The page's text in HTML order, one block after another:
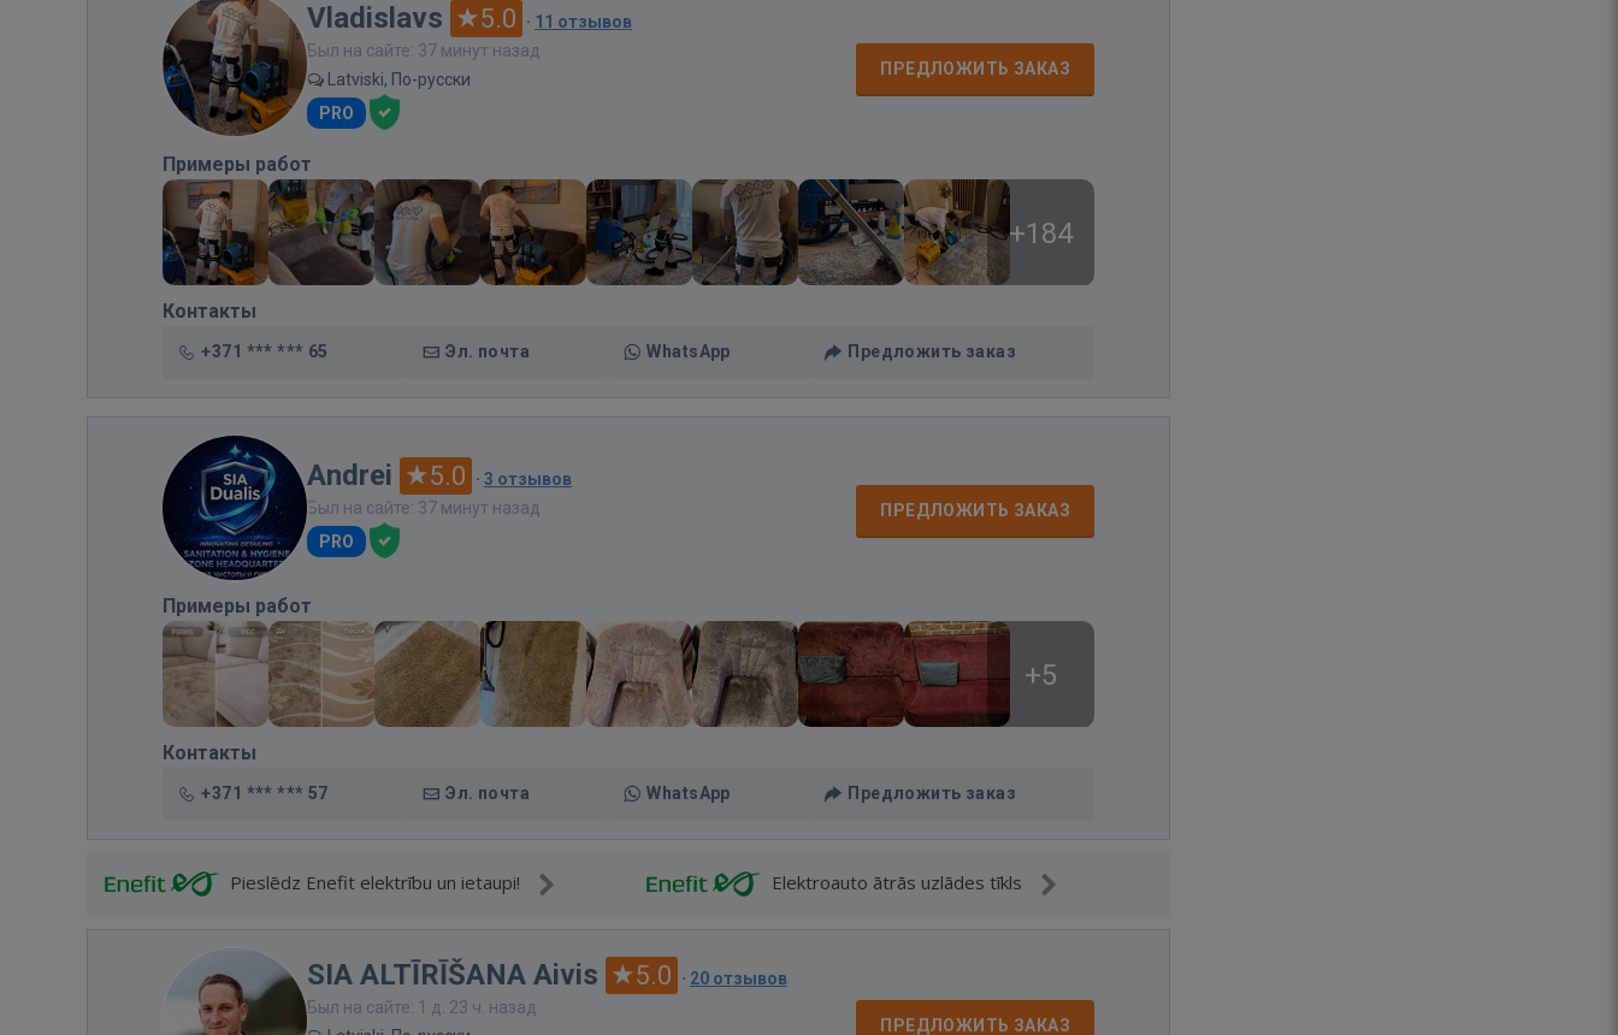
Vladislavs 5.0 · 11 отзывов
Был на сайте: 37 минут назад
Latviski, По-русски
PRO
ПРЕДЛОЖИТЬ ЗАКАЗ
Примеры работ
+184
Контакты
+371 *** *** 65 Эл. почта WhatsApp Предложить заказ
Andrei 5.0 · 3 отзывов
Был на сайте: 37 минут назад
PRO
ПРЕДЛОЖИТЬ ЗАКАЗ
Примеры работ
+5
Контакты
+371 *** *** 57 Эл. почта WhatsApp Предложить заказ
Pieslēdz Enefit elektrību un ietaupi! Elektroauto ātrās uzlādes tīkls
SIA ALTĪRĪŠANA Aivis 5.0 · 20 отзывов
Был на сайте: 1 д. 23 ч. назад
ПРЕДЛОЖИТЬ ЗАКАЗ